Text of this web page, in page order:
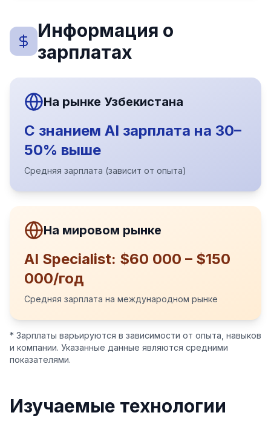
Информация о
зарплатах
На рынке Узбекистана
С знанием AI зарплата на 30–
50% выше
Средняя зарплата (зависит от опыта)
На мировом рынке
AI Specialist: $60 000 – $150
000/год
Средняя зарплата на международном рынке
* Зарплаты варьируются в зависимости от опыта, навыков
и компании. Указанные данные являются средними
показателями.
Изучаемые технологии